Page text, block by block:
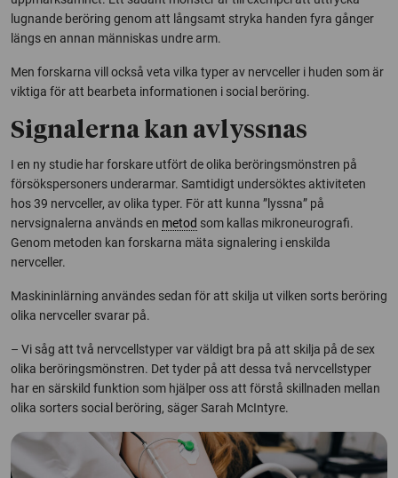
lugnande beröring genom att långsamt stryka handen fyra gånger
längs en annan människas undre arm.
Men forskarna vill också veta vilka typer av nervceller i huden som är
viktiga för att bearbeta informationen i social beröring.
Signalerna kan avlyssnas
I en ny studie har forskare utfört de olika beröringsmönstren på
försökspersoners underarmar. Samtidigt undersöktes aktiviteten
hos 39 nervceller, av olika typer. För att kunna ”lyssna” på
nervsignalerna används en metod som kallas mikroneurografi.
Genom metoden kan forskarna mäta signalering i enskilda
nervceller.
Maskininlärning användes sedan för att skilja ut vilken sorts beröring
olika nervceller svarar på.
– Vi såg att två nervcellstyper var väldigt bra på att skilja på de sex
olika beröringsmönstren. Det tyder på att dessa två nervcellstyper
har en särskild funktion som hjälper oss att förstå skillnaden mellan
olika sorters social beröring, säger Sarah McIntyre.